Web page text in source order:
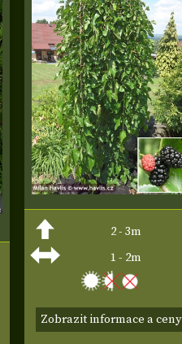
2 - 3m
1 - 2m
Zobrazit informace a ceny